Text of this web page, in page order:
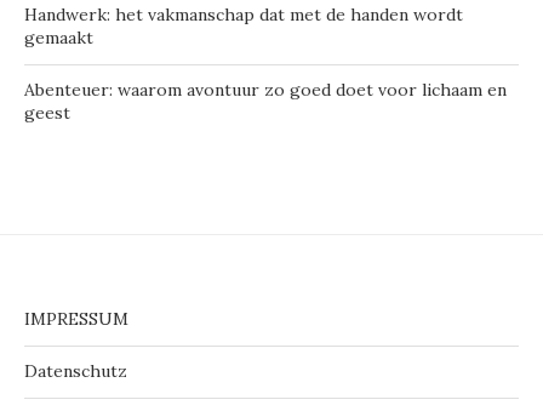
Handwerk: het vakmanschap dat met de handen wordt
gemaakt
Abenteuer: waarom avontuur zo goed doet voor lichaam en
geest
IMPRESSUM
Datenschutz